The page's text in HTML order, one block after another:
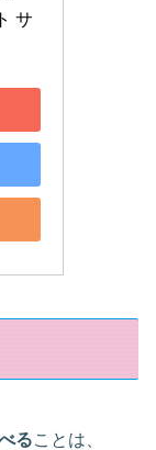
サ
ることは、